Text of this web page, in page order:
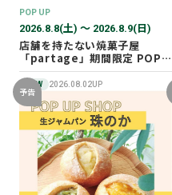
POP UP
2026.8.8(土) 〜 2026.8.9(日)
店舗を持たない焼菓子屋
「partage」期間限定 POP
UP SHOP オープン！
NEW 2026.08.02UP
予告